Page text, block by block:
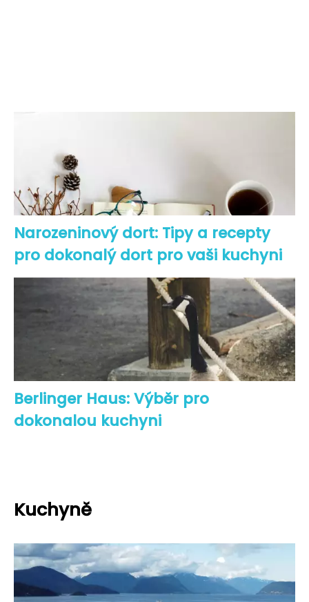
Narozeninový dort: Tipy a recepty
pro dokonalý dort pro vaši kuchyni
Berlinger Haus: Výběr pro
dokonalou kuchyni
Kuchyně